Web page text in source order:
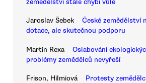
Jaroslav Šebek
České zemědělství
dotace, ale skutečnou podporu
Martin Rexa
Oslabování
problémy zemědělců nevyřeší
Frison, Hilmiová
Protesty